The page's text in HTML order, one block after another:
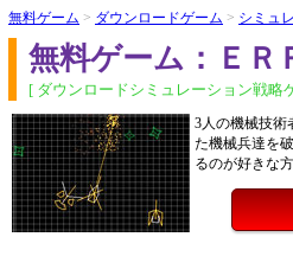
無料ゲーム > ダウンロードゲーム > シミュ
無料ゲーム：ＥＲ
[ ダウンロードシミュレーション戦略
3人の機械技術
た機械兵達を
るのが好きな